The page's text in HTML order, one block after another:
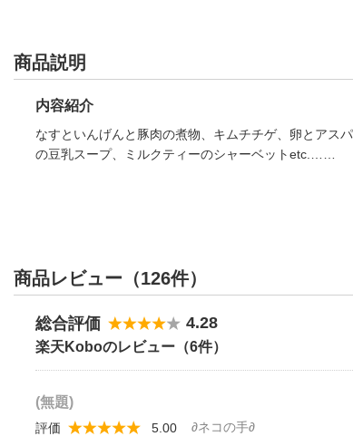
商品説明
内容紹介
なすといんげんと豚肉の煮物、キムチチゲ、卵とアス
の豆乳スープ、ミルクティーのシャーベットetc.……
商品レビュー（126件）
総合評価 4.28
楽天Koboのレビュー（6件）
(無題)
∂ネコの手∂
評価 5.00